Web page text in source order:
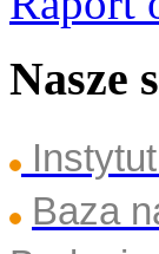
Nasze
Baza